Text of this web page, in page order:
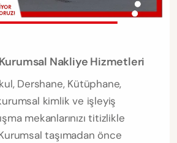
Nakliye Hizmetleri
Dershane, Kütüphane,
kimlik ve işleyiş
mekanlarınızı titizlikle
taşımadan önce